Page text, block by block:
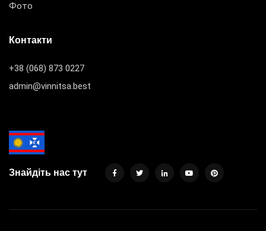
Фото
Контакти
+38 (068) 873 0227
admin@vinnitsa.best
Знайдіть нас тут